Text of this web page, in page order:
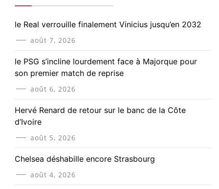
le Real verrouille finalement Vinicius jusqu’en 2032
août 7, 2026
le PSG s’incline lourdement face à Majorque pour
son premier match de reprise
août 6, 2026
Hervé Renard de retour sur le banc de la Côte
d’Ivoire
août 5, 2026
Chelsea déshabille encore Strasbourg
août 4, 2026